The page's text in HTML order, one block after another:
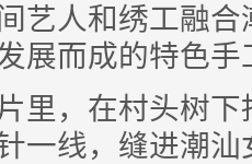
艺人和绣工融
展而成的特色手
，在村头树下
一线，缝进潮